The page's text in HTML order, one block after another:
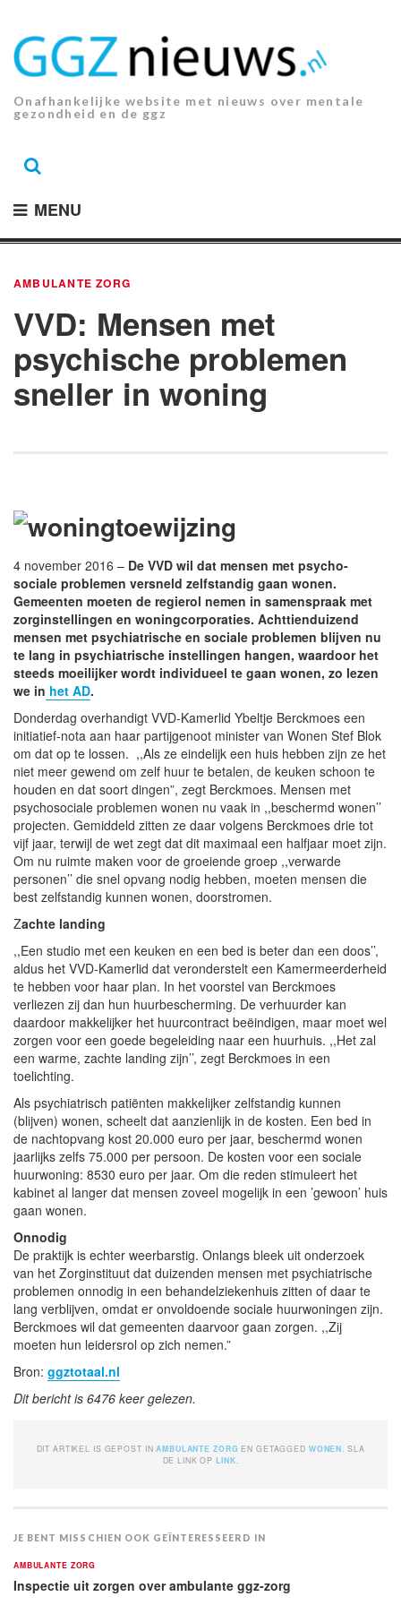
inhoud.
Onafhankelijke website met nieuws over mentale
gezondheid en de ggz
MENU
AMBULANTE ZORG
VVD: Mensen met
psychische problemen
sneller in woning
4 november 2016 – De VVD wil dat mensen met psycho-
sociale problemen versneld zelfstandig gaan wonen.
Gemeenten moeten de regierol nemen in samenspraak met
zorginstellingen en woningcorporaties. Achttienduizend
mensen met psychiatrische en sociale problemen blijven nu
te lang in psychiatrische instellingen hangen, waardoor het
steeds moeilijker wordt individueel te gaan wonen, zo lezen
we in het AD.
Donderdag overhandigt VVD-Kamerlid Ybeltje Berckmoes een
initiatief-nota aan haar partijgenoot minister van Wonen Stef Blok
om dat op te lossen. ,,Als ze eindelijk een huis hebben zijn ze het
niet meer gewend om zelf huur te betalen, de keuken schoon te
houden en dat soort dingen”, zegt Berckmoes. Mensen met
psychosociale problemen wonen nu vaak in ,,beschermd wonen’’
projecten. Gemiddeld zitten ze daar volgens Berckmoes drie tot
vijf jaar, terwijl de wet zegt dat dit maximaal een halfjaar moet zijn.
Om nu ruimte maken voor de groeiende groep ,,verwarde
personen’’ die snel opvang nodig hebben, moeten mensen die
best zelfstandig kunnen wonen, doorstromen.
Zachte landing
,,Een studio met een keuken en een bed is beter dan een doos’’,
aldus het VVD-Kamerlid dat veronderstelt een Kamermeerderheid
te hebben voor haar plan. In het voorstel van Berckmoes
verliezen zij dan hun huurbescherming. De verhuurder kan
daardoor makkelijker het huurcontract beëindigen, maar moet wel
zorgen voor een goede begeleiding naar een huurhuis. ,,Het zal
een warme, zachte landing zijn’’, zegt Berckmoes in een
toelichting.
Als psychiatrisch patiënten makkelijker zelfstandig kunnen
(blijven) wonen, scheelt dat aanzienlijk in de kosten. Een bed in
de nachtopvang kost 20.000 euro per jaar, beschermd wonen
jaarlijks zelfs 75.000 per persoon. De kosten voor een sociale
huurwoning: 8530 euro per jaar. Om die reden stimuleert het
kabinet al langer dat mensen zoveel mogelijk in een ’gewoon’ huis
gaan wonen.
Onnodig
De praktijk is echter weerbarstig. Onlangs bleek uit onderzoek
van het Zorginstituut dat duizenden mensen met psychiatrische
problemen onnodig in een behandelziekenhuis zitten of daar te
lang verblijven, omdat er onvoldoende sociale huurwoningen zijn.
Berckmoes wil dat gemeenten daarvoor gaan zorgen. ,,Zij
moeten hun leidersrol op zich nemen.”
Bron: ggztotaal.nl
Dit bericht is 6476 keer gelezen.
DIT ARTIKEL IS GEPOST INAMBULANTE ZORG EN GETAGGED WONEN . SLA
DE LINK OPLINK
JE BENT MISSCHIEN OOK GEÏNTERESSEERD IN
AMBULANTE ZORG
Inspectie uit zorgen over ambulante ggz-zorg